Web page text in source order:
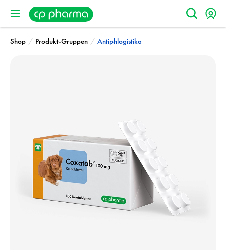
Shop / Produkt-Gruppen / Antiphlogistika